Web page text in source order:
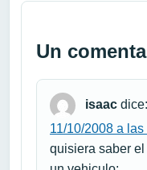
Un
isaac dice:
11/10/2008 a
quisiera saber